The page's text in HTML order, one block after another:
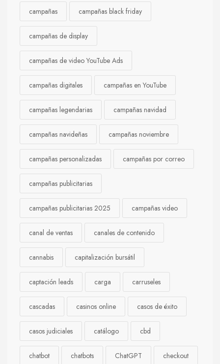
campañas campañas black friday
campañas de display
campañas de video YouTube Ads
campañas digitales campañas en YouTube
campañas legendarias campañas navidad
campañas navideñas campañas noviembre
campañas personalizadas campañas por correo
campañas publicitarias
campañas publicitarias 2025 campañas video
canal de ventas canales de contenido
cannabis capitalización bursátil
captación leads carga carruseles
cascadas casinos online casos de éxito
casos judiciales catálogo cbd
chatbot chatbots ChatGPT checkout